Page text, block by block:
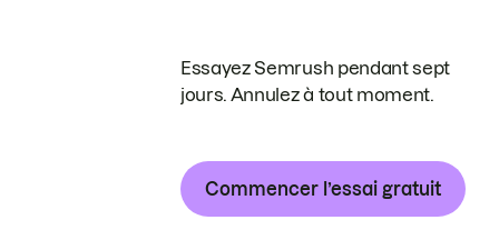
Essayez Semrush pendant sept
jours. Annulez à tout moment.
Commencer l’essai gratuit